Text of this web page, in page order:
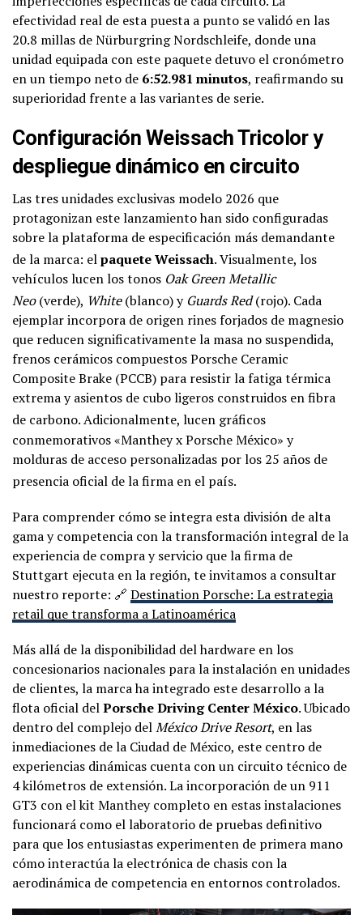
efectividad real de esta puesta a punto se validó en las
20.8 millas de Nürburgring Nordschleife, donde una
unidad equipada con este paquete detuvo el cronómetro
en un tiempo neto de 6:52.981 minutos, reafirmando su
superioridad frente a las variantes de serie.
Configuración Weissach Tricolor y
despliegue dinámico en circuito
Las tres unidades exclusivas modelo 2026 que
protagonizan este lanzamiento han sido configuradas
sobre la plataforma de especificación más demandante
de la marca: elpaquete Weissach. Visualmente, los
vehículos lucen los tonos Oak Green Metallic
Neo(verde), White(blanco) y Guards Red(rojo). Cada
ejemplar incorpora de origen rines forjados de magnesio
que reducen significativamente la masa no suspendida,
frenos cerámicos compuestos Porsche Ceramic
Composite Brake (PCCB) para resistir la fatiga térmica
extrema y asientos de cubo ligeros construidos en fibra
de carbono. Adicionalmente, lucen gráficos
conmemorativos «Manthey x Porsche México» y
molduras de acceso personalizadas por los 25 años de
presencia oficial de la firma en el país.
Para comprender cómo se integra esta división de alta
gama y competencia con la transformación integral de la
experiencia de compra y servicio que la firma de
Stuttgart ejecuta en la región, te invitamos a consultar
nuestro reporte: 🔗 Destination Porsche: La estrategia
retail que transforma a Latinoamérica
Más allá de la disponibilidad del hardware en los
concesionarios nacionales para la instalación en unidades
de clientes, la marca ha integrado este desarrollo a la
flota oficial delPorsche Driving Center México. Ubicado
dentro del complejo delMéxico Drive Resort, en las
inmediaciones de la Ciudad de México, este centro de
experiencias dinámicas cuenta con un circuito técnico de
4 kilómetros de extensión. La incorporación de un 911
GT3 con el kit Manthey completo en estas instalaciones
funcionará como el laboratorio de pruebas definitivo
para que los entusiastas experimenten de primera mano
cómo interactúa la electrónica de chasis con la
aerodinámica de competencia en entornos controlados.